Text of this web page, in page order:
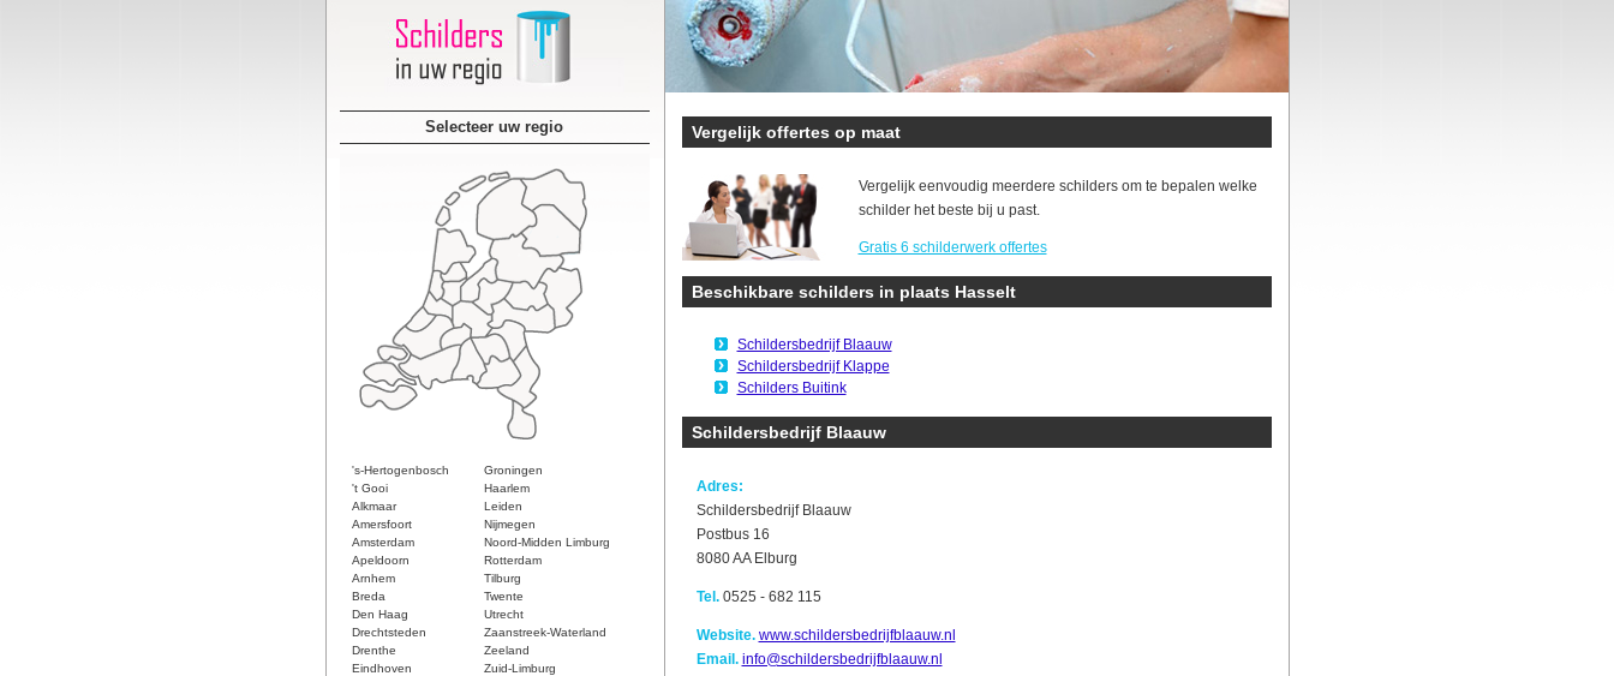
Selecteer uw regio
's-Hertogenbosch
Groningen
't Gooi
Haarlem
Alkmaar
Leiden
Amersfoort
Nijmegen
Amsterdam
Noord-Midden Limburg
Apeldoorn
Rotterdam
Arnhem
Tilburg
Breda
Twente
Den Haag
Utrecht
Drechtsteden
Zaanstreek-Waterland
Drenthe
Zeeland
Eindhoven
Zuid-Limburg
Vergelijk offertes op maat
Vergelijk eenvoudig meerdere schilders om te bepalen welke
schilder het beste bij u past.
Gratis 6 schilderwerk offertes
Beschikbare schilders in plaats Hasselt
Schildersbedrijf Blaauw
Schildersbedrijf Klappe
Schilders Buitink
Schildersbedrijf Blaauw
Adres:
Schildersbedrijf Blaauw
Postbus 16
8080 AA Elburg
Tel.0525 - 682 115
Website. www.schildersbedrijfblaauw.nl
Email. info@schildersbedrijfblaauw.nl